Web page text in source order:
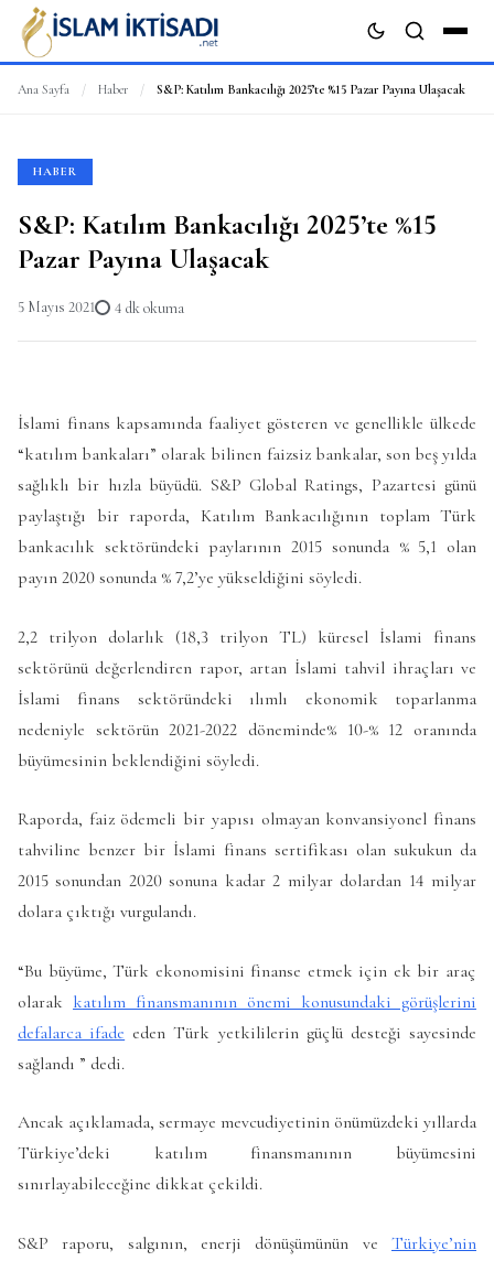
Ana Sayfa / Haber / S&P: Katılım Bankacılığı 2025’te %15 Pazar Payına Ulaşacak
HABER
S&P: Katılım Bankacılığı 2025’te %15
Pazar Payına Ulaşacak
5 Mayıs 2021 4 dk okuma
İslami finans kapsamında faaliyet gösteren ve genellikle ülkede
“katılım bankaları” olarak bilinen faizsiz bankalar, son beş yılda
sağlıklı bir hızla büyüdü. S&P Global Ratings, Pazartesi günü
paylaştığı bir raporda, Katılım Bankacılığının toplam Türk
bankacılık sektöründeki paylarının 2015 sonunda % 5,1 olan
payın 2020 sonunda % 7,2’ye yükseldiğini söyledi.
2,2 trilyon dolarlık (18,3 trilyon TL) küresel İslami finans
sektörünü değerlendiren rapor, artan İslami tahvil ihraçları ve
İslami finans sektöründeki ılımlı ekonomik toparlanma
nedeniyle sektörün 2021-2022 döneminde% 10-% 12 oranında
büyümesinin beklendiğini söyledi.
Raporda, faiz ödemeli bir yapısı olmayan konvansiyonel finans
tahviline benzer bir İslami finans sertifikası olan sukukun da
2015 sonundan 2020 sonuna kadar 2 milyar dolardan 14 milyar
dolara çıktığı vurgulandı.
“Bu büyüme, Türk ekonomisini finanse etmek için ek bir araç
olarak katılım finansmanının önemi konusundaki görüşlerini
defalarca ifade eden Türk yetkililerin güçlü desteği sayesinde
sağlandı ” dedi.
Ancak açıklamada, sermaye mevcudiyetinin önümüzdeki yıllarda
Türkiye’deki katılım finansmanının büyümesini
sınırlayabileceğine dikkat çekildi.
S&P raporu, salgının, enerji dönüşümünün ve Türkiye’nin